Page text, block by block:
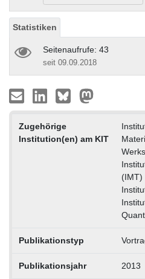
Statistiken
Seitenaufrufe: 43
seit 09.09.2018
Zugehörige
Institution(en) am KIT
(IMT)
Publikationstyp
Publikationsjahr 2013